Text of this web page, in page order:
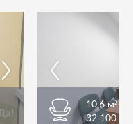
10,6 м²
32 100 ₽/